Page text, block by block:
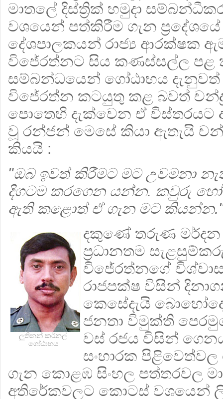
මාතලේ දිස්ත්‍රික් හමුදා
වශයෙන් පත්කිරීම ගැන
දේශපාලකයන් රාජ්‍ය ආරක්ෂක
විජේරත්නට සිය කණස්සල්ල පළ
සම්බන්ධයෙන් ගෝඨාභය
විජේරත්න කටයුතු කළ බවත්
පොතෙහි දැක්වෙන ඒ විස්තරයට
වූ රන්ජන් මෙසේ කියා ඇතැයි
කියයි :
"ඔබ ඉවත් කිරීමට මට උවමනා
දිගටම කරගෙන යන්න. කවුරු හෝ
ඇති කළොත් ඒ ගැන මට
ලුතිනන් කර්නල්
ගෝඨාභය
දකුණේ තරුණ මර්දන
ප්‍රධානතම
විජේරත්නගේ
රාජපක්ෂ විසින්
කෙසේදැයි
ජනතා විමුක්ති
වස් රජය විසින්
සංහාරක පිළිවෙත්වල
ගැන කොළඹ සිංහල පත්තරවල
අතිරේකවලට කොටස් වශයෙන්